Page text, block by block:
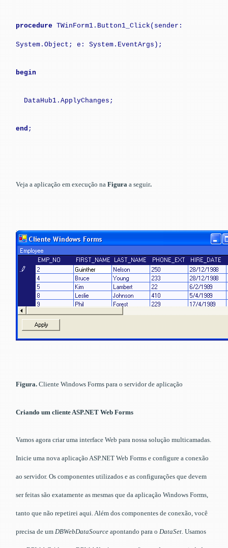
procedure TWinForm1.Button1_Click(sender:
System.Object; e: System.EventArgs);
begin
DataHub1.ApplyChanges;
end ;
Veja a aplicação em execução na Figura a seguir.
Figura. Cliente Windows Forms para o servidor de aplicação
Criando um cliente ASP.NET Web Forms
Vamos agora criar uma interface Web para nossa solução multicamadas.
Inicie uma nova aplicação ASP.NET Web Forms e configure a conexão
ao servidor. Os componentes utilizados e as configurações que devem
ser feitas são exatamente as mesmas que da aplicação Windows Forms,
tanto que não repetirei aqui. Além dos componentes de conexão, você
precisa de um DBWebDataSource apontando para o DataSet . Usamos